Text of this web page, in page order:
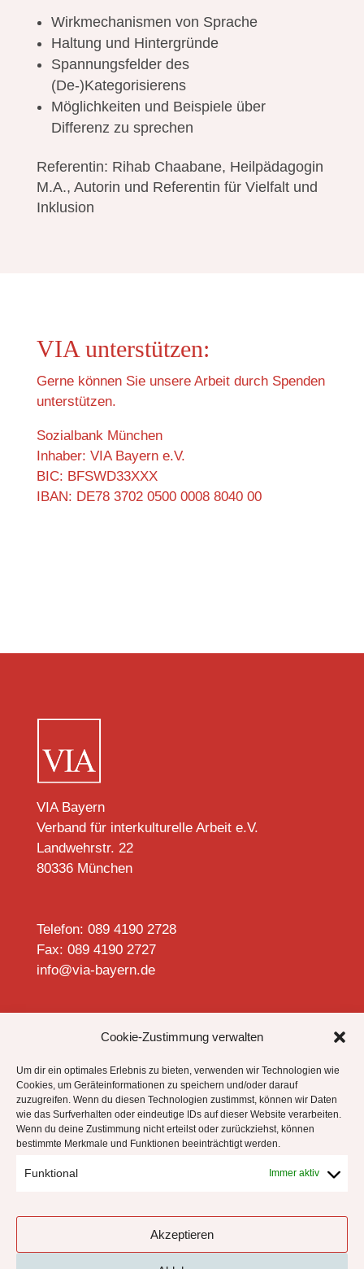
Cookie-Zustimmung verwalten
Um dir ein optimales Erlebnis zu bieten, verwenden wir Technologien wie
Cookies, um Geräteinformationen zu speichern und/oder darauf
zuzugreifen. Wenn du diesen Technologien zustimmst, können wir Daten
wie das Surfverhalten oder eindeutige IDs auf dieser Website verarbeiten.
Wenn du deine Zustimmung nicht erteilst oder zurückziehst, können
bestimmte Merkmale und Funktionen beeinträchtigt werden.
Funktional Immer aktiv
Akzeptieren
Wirkmechanismen von Sprache
Haltung und Hintergründe
Spannungsfelder des
(De-)Kategorisierens
Möglichkeiten und Beispiele über
Differenz zu sprechen
Referentin: Rihab Chaabane, Heilpädagogin
M.A., Autorin und Referentin für Vielfalt und
Inklusion
VIA unterstützen:
Gerne können Sie unsere Arbeit durch Spenden
unterstützen.
Sozialbank München
Inhaber: VIA Bayern e.V.
BIC: BFSWD33XXX
IBAN: DE78 3702 0500 0008 8040 00
VIA Bayern
Verband für interkulturelle Arbeit e.V.
Landwehrstr. 22
80336 München
Telefon: 089 4190 2728
Fax: 089 4190 2727
info@via-bayern.de
Datenschutzhinweise
Impressum
Cookie-Richtlinie (EU)
!